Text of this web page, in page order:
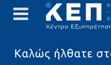
Καλώς ήλθατε